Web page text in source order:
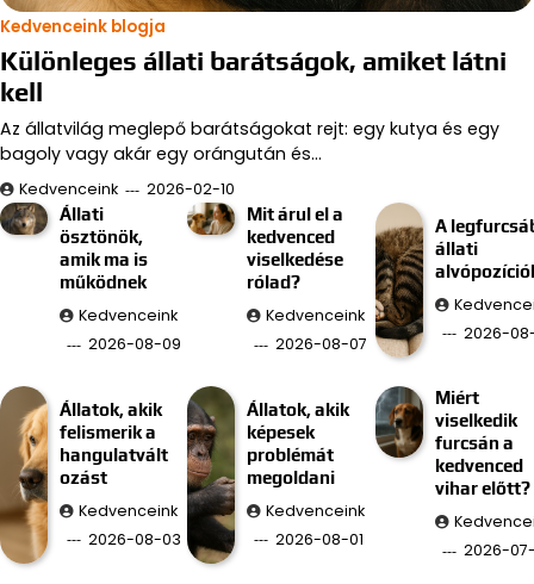
Kedvenceink blogja
Különleges állati barátságok, amiket látni
kell
Az állatvilág meglepő barátságokat rejt: egy kutya és egy
bagoly vagy akár egy orángután és…
Kedvenceink
2026-02-10
Állati
ösztönök,
amik ma is
működnek
Kedvenceink
2026-08-09
Mit árul el a
kedvenced
viselkedése
rólad?
Kedvenceink
2026-08-07
A
állati
2026-
Állatok, akik
felismerik a
hangulatvált
ozást
Kedvenceink
2026-08-03
Állatok, akik
képesek
problémát
megoldani
Kedvenceink
2026-08-01
Miért
viselkedik
furcsán a
kedvenced
vihar előtt?
2026-